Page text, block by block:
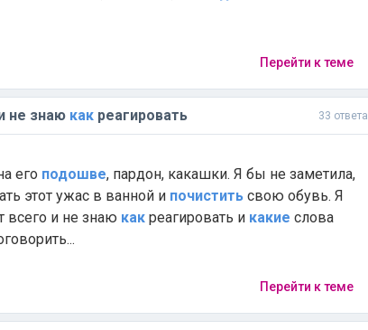
Перейти к теме
не знаю как реагировать 33 ответа
его подошве, пардон, какашки. Я бы не заметила,
этот ужас в ванной и почистить свою обувь. Я
всего и не знаю как реагировать и какие слова
Перейти к теме